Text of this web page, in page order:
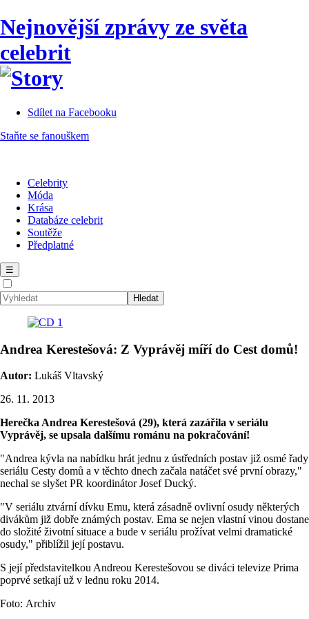
Nejnovější zprávy ze světa
celebrit
Sdílet na Facebooku
Staňte se fanouškem
Celebrity
Móda
Krása
Databáze celebrit
Soutěže
Předplatné
☰
Andrea Kerestešová: Z Vyprávěj míří do Cest domů!
Autor: Lukáš Vltavský
26. 11. 2013
Herečka Andrea Kerestešová (29), která zazářila v seriálu
Vyprávěj, se upsala dalšímu románu na pokračování!
"Andrea kývla na nabídku hrát jednu z ústředních postav již osmé řady
seriálu Cesty domů a v těchto dnech začala natáčet své první obrazy,"
nechal se slyšet PR koordinátor Josef Ducký.
"V seriálu ztvární dívku Emu, která zásadně ovlivní osudy některých
divákům již dobře známých postav. Ema se nejen vlastní vinou dostane
do složité životní situace a bude v seriálu prožívat velmi dramatické
osudy," přiblížil její postavu.
S její představitelkou Andreou Kerestešovou se diváci televize Prima
poprvé setkají už v lednu roku 2014.
Foto: Archiv